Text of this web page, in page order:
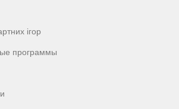
ігор
программы